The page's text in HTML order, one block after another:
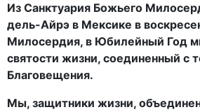
Из Санктуария Божьего
дель-Айрэ в Мексике в
Милосердия, в Юбилейный Год
святости жизни, соединенный с
Благовещения.
Мы, защитники жизни,